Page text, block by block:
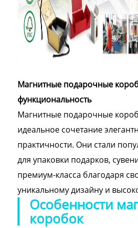
Магнитные подарочные
функциональность
Магнитные подарочные
идеальное сочетание
практичности. Они стали
для упаковки подарков,
премиум-класса благодаря
уникальному дизайну и
Особенности
коробок